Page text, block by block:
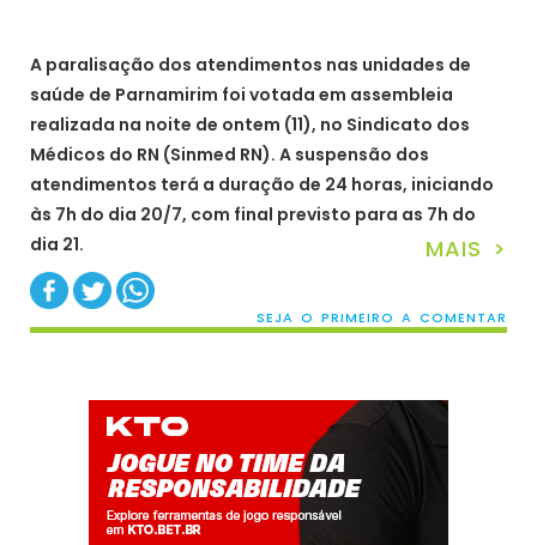
A paralisação dos atendimentos nas unidades de
saúde de Parnamirim foi votada em assembleia
realizada na noite de ontem (11), no Sindicato dos
Médicos do RN (Sinmed RN). A suspensão dos
atendimentos terá a duração de 24 horas, iniciando
às 7h do dia 20/7, com final previsto para as 7h do
dia 21.
MAIS >
SEJA O PRIMEIRO A COMENTAR